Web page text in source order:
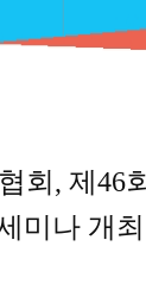
회 , 제 46
미나 개최